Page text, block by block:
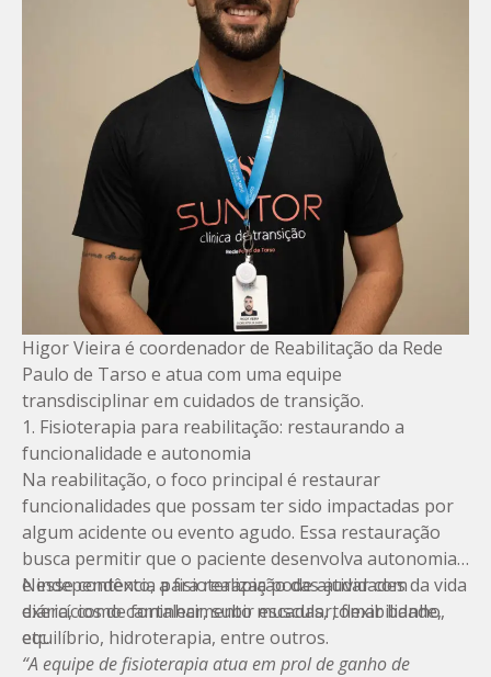
Higor Vieira é coordenador de Reabilitação da Rede
Paulo de Tarso e atua com uma equipe
transdisciplinar em cuidados de transição.
1. Fisioterapia para reabilitação: restaurando a
funcionalidade e autonomia
Na reabilitação, o foco principal é restaurar
funcionalidades que possam ter sido impactadas por
algum acidente ou evento agudo. Essa restauração
busca permitir que o paciente desenvolva autonomia
e independência para realização das atividades da vida
diária, como caminhar, subir escadas, tomar banho,
etc.
Nesse contexto, a fisioterapia pode ajudar com
exercícios de fortalecimento muscular, flexibilidade,
equilíbrio, hidroterapia, entre outros.
“A equipe de fisioterapia atua em prol de ganho de